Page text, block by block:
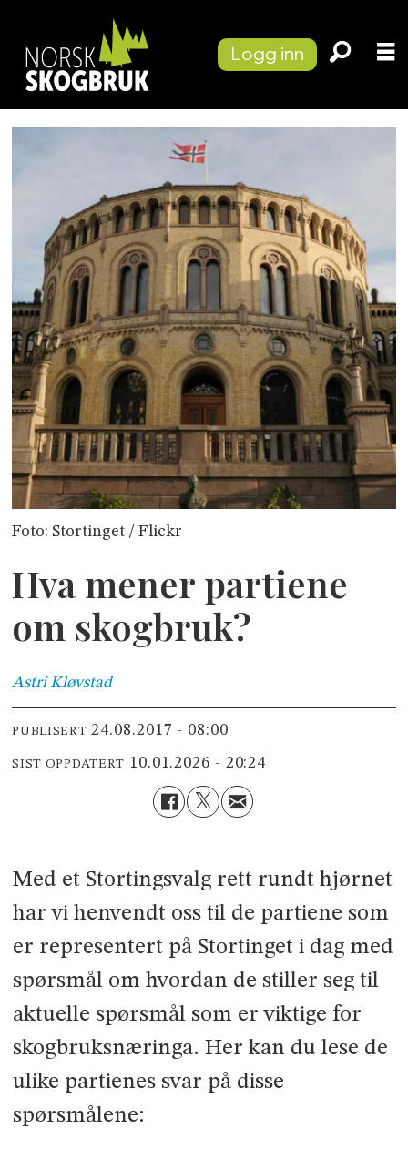
Logg inn
Foto: Stortinget / Flickr
Hva mener partiene
om skogbruk?
Astri Kløvstad
PUBLISERT 24.08.2017 - 08:00
SIST OPPDATERT 10.01.2026 - 20:24
Med et Stortingsvalg rett rundt hjørnet
har vi henvendt oss til de partiene som
er representert på Stortinget i dag med
spørsmål om hvordan de stiller seg til
aktuelle spørsmål som er viktige for
skogbruksnæringa. Her kan du lese de
ulike partienes svar på disse
spørsmålene: